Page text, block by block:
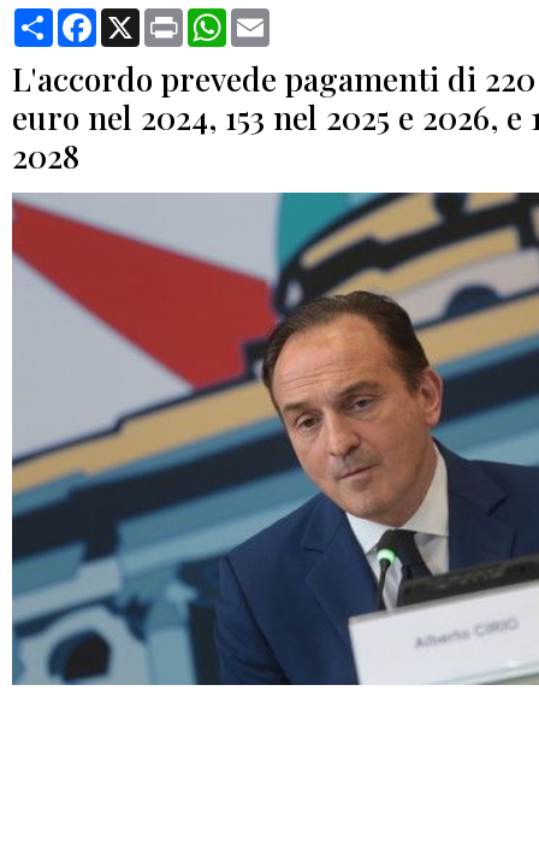
CondividiFacebook
X Print WhatsApp
L'accordo prevede pagamenti di
euro nel 2024, 153 nel 2025 e 2026, e
2028